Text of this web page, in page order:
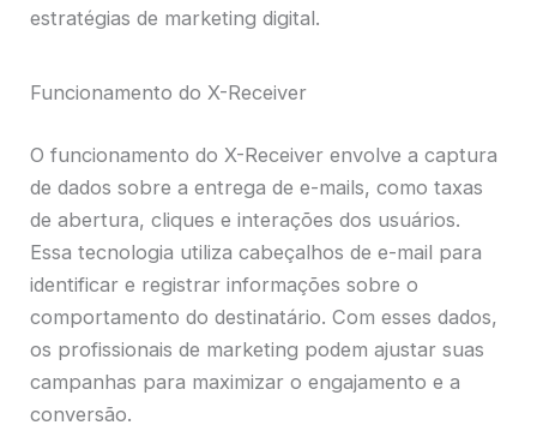
estratégias de marketing digital.
Funcionamento do X-Receiver
O funcionamento do X-Receiver envolve a captura
de dados sobre a entrega de e-mails, como taxas
de abertura, cliques e interações dos usuários.
Essa tecnologia utiliza cabeçalhos de e-mail para
identificar e registrar informações sobre o
comportamento do destinatário. Com esses dados,
os profissionais de marketing podem ajustar suas
campanhas para maximizar o engajamento e a
conversão.